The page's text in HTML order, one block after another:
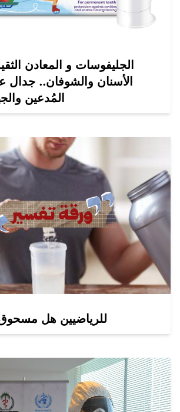
الجليفوسات و المعادن
الأسنان والشوفان.. جدال
المُدعين
للرياضيين هل مسحوق